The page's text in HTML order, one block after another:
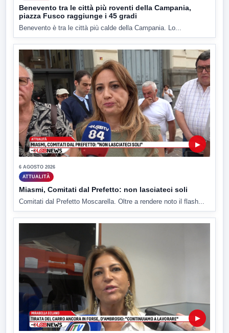
Benevento tra le città più roventi della Campania,
piazza Fusco raggiunge i 45 gradi
Benevento è tra le città più calde della Campania. Lo...
▶
6 AGOSTO 2026
ATTUALITÀ
Miasmi, Comitati dal Prefetto: non lasciateci soli
Comitati dal Prefetto Moscarella. Oltre a rendere noto il flash...
▶